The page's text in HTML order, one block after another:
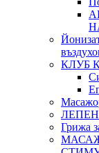
КЛУБ
Грижа